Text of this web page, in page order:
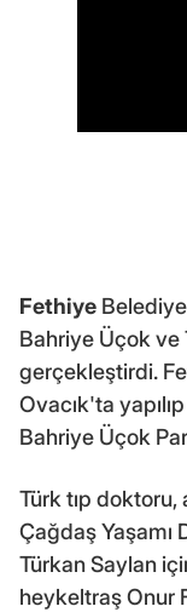
Fethiye
Bahriye Üçok ve
gerçekleştirdi.
Ovacık'ta
Bahriye Üçok
Türk tıp
Çağdaş Yaşamı
Türkan Saylan
heykeltraş Onur